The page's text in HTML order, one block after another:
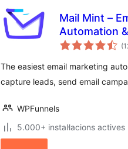
Mail Mint –
Automation
The easiest email marketing
capture leads, send email
WPFunnels
5.000+ instal·lacions actives